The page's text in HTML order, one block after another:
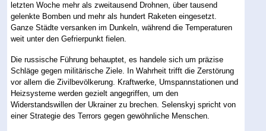
letzten Woche mehr als zweitausend Drohnen, über tausend
gelenkte Bomben und mehr als hundert Raketen eingesetzt.
Ganze Städte versanken im Dunkeln, während die Temperaturen
weit unter den Gefrierpunkt fielen.
Die russische Führung behauptet, es handele sich um präzise
Schläge gegen militärische Ziele. In Wahrheit trifft die Zerstörung
vor allem die Zivilbevölkerung. Kraftwerke, Umspannstationen und
Heizsysteme werden gezielt angegriffen, um den
Widerstandswillen der Ukrainer zu brechen. Selenskyj spricht von
einer Strategie des Terrors gegen gewöhnliche Menschen.